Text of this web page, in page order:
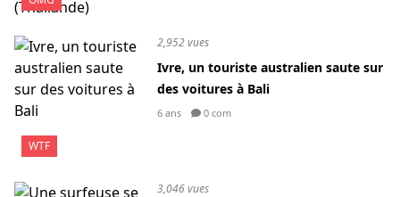
WTF
2,952 vues
Ivre, un touriste australien saute sur
des voitures à Bali
6 ans 0 com
3,046 vues